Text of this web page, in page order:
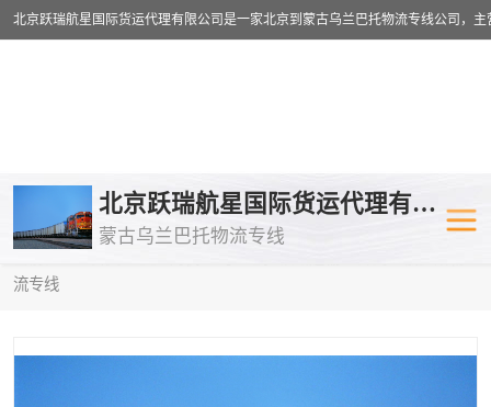
北京跃瑞航星国际货运代理有限公司
蒙古乌兰巴托物流专线
流专线
乌兰巴托物流专线 乌兰巴托铁
乌兰巴托公路运输
中欧班列
蒙古乌兰巴托双清包税 蒙古乌兰巴